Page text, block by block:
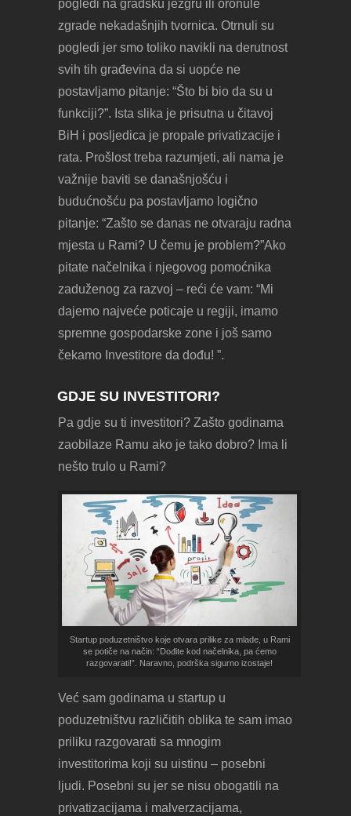
pogledi na gradsku jezgru ili oronule
zgrade nekadašnjih tvornica. Otrnuli su
pogledi jer smo toliko navikli na derutnost
svih tih građevina da si uopće ne
postavljamo pitanje: “Što bi bio da su u
funkciji?”. Ista slika je prisutna u čitavoj
BiH i posljedica je propale privatizacije i
rata. Prošlost treba razumjeti, ali nama je
važnije baviti se današnjošću i
budućnošću pa postavljamo logično
pitanje: “Zašto se danas ne otvaraju radna
mjesta u Rami? U čemu je problem?”Ako
pitate načelnika i njegovog pomoćnika
zaduženog za razvoj – reći će vam: “Mi
dajemo najveće poticaje u regiji, imamo
spremne gospodarske zone i još samo
čekamo Investitore da dođu! ”.
GDJE SU INVESTITORI?
Pa gdje su ti investitori? Zašto godinama
zaobilaze Ramu ako je tako dobro? Ima li
nešto trulo u Rami?
Startup poduzetništvo koje otvara prilike za mlade, u Rami
se potiče na način: “Dođite kod načelnika, pa ćemo
razgovarati!”. Naravno, podrška sigurno izostaje!
Već sam godinama u startup u
poduzetništvu različitih oblika te sam imao
priliku razgovarati sa mnogim
investitorima koji su uistinu – posebni
ljudi. Posebni su jer se nisu obogatili na
privatizacijama i malverzacijama,